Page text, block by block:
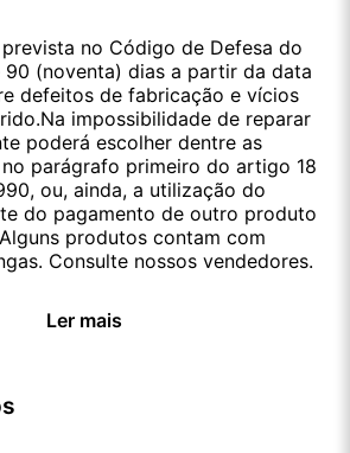
no Código de Defesa do
90 (noventa) dias a partir da data
defeitos de fabricação e vícios
impossibilidade de reparar
poderá escolher dentre as
parágrafo primeiro do artigo 18
ou, ainda, a utilização do
do pagamento de outro produto
produtos contam com
Consulte nossos vendedores.
Ler mais